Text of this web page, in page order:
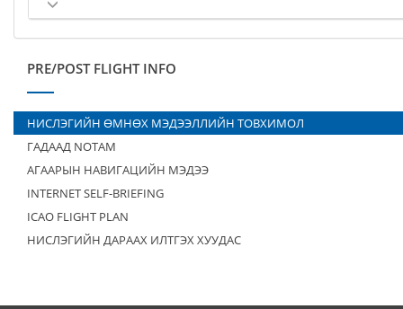
PRE/POST FLIGHT INFO
НИСЛЭГИЙН ӨМНӨХ МЭДЭЭЛЛИЙН ТОВХИМОЛ
ГАДААД NOTAM
АГААРЫН НАВИГАЦИЙН МЭДЭЭ
INTERNET SELF-BRIEFING
ICAO FLIGHT PLAN
НИСЛЭГИЙН ДАРААХ ИЛТГЭХ ХУУДАС